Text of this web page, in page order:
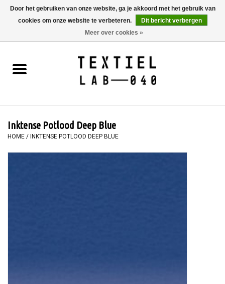
0 Artikelen - €0,00
BOEKEN
SCHILDEREN
Inktense Potlood Deep Blue
HOME / INKTENSE POTLOOD DEEP BLUE
Door het gebruiken van onze website, ga je akkoord met het gebruik van
cookies om onze website te verbeteren.
Dit bericht verbergen
Meer over cookies »